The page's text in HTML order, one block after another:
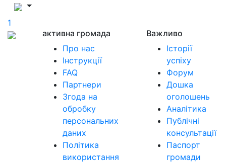
1
активна громада
Про нас
Інструкції
FAQ
Партнери
Згода на
обробку
персональних
даних
Політика
використання
Важливо
Історії
успіху
Форум
Дошка
оголошень
Аналітика
Публічні
консультації
Паспорт
громади